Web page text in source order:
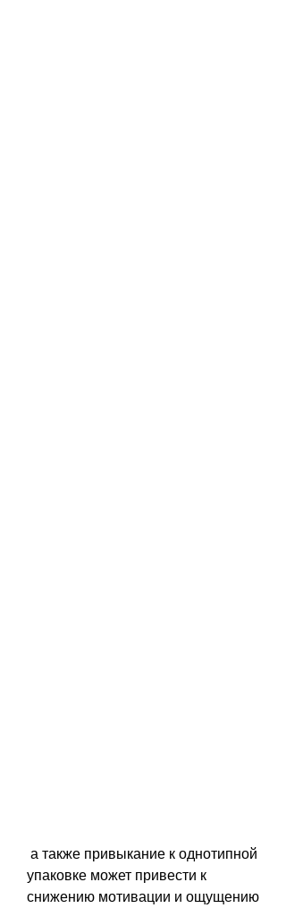
упаковке может привести к
снижению мотивации и ощущению